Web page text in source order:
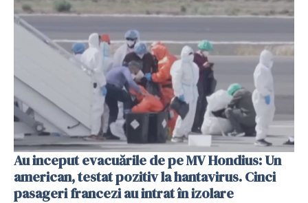
Au inceput evacuările de pe MV Hondius: Un
american, testat pozitiv la hantavirus. Cinci
pasageri francezi au intrat în izolare